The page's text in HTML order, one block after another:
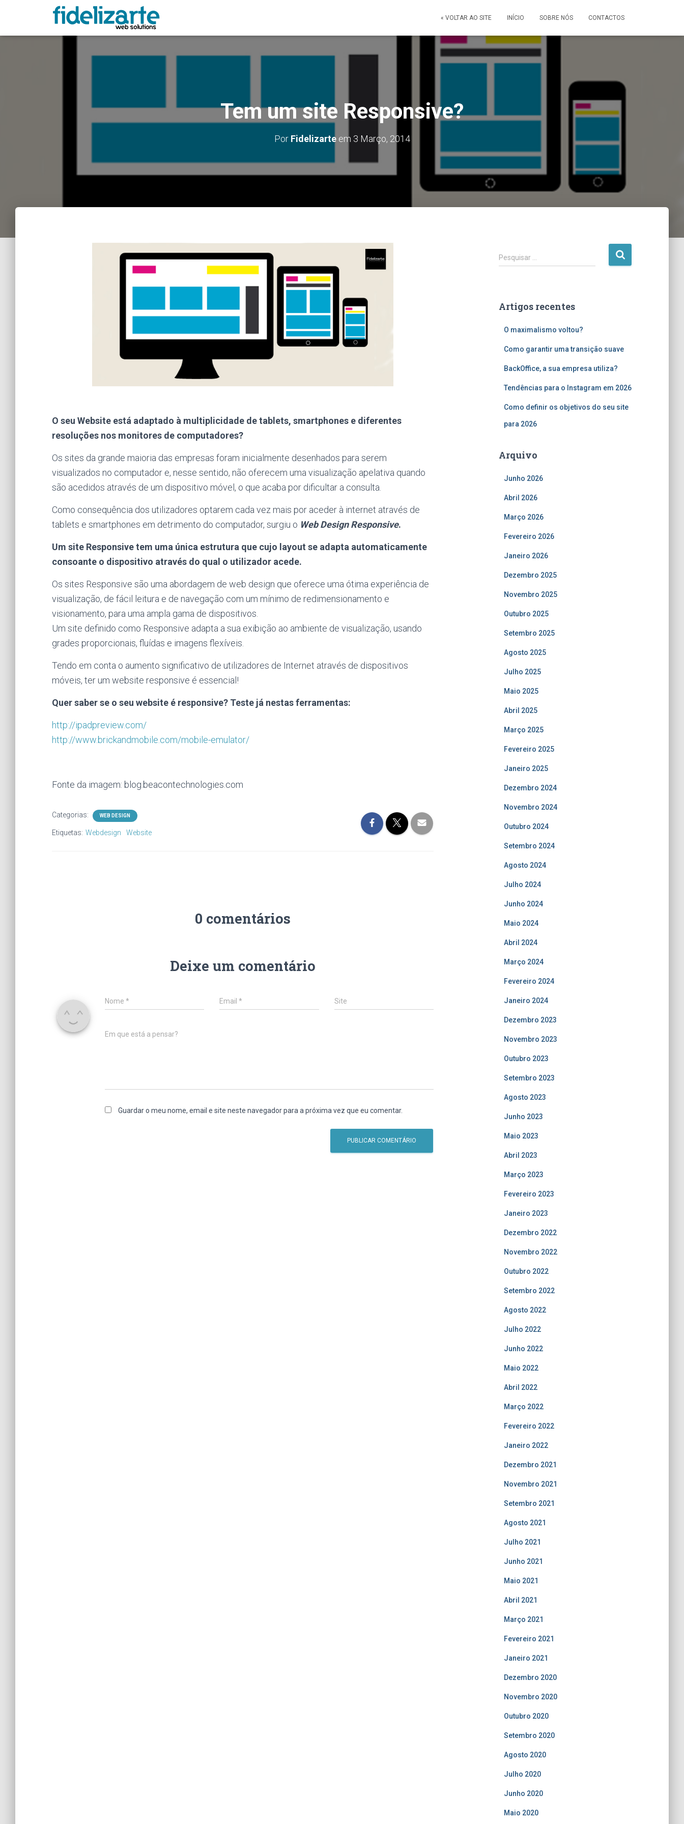
« VOLTAR AO SITE INÍCIO SOBRE NÓS CONTACTOS
Tem um site Responsive?
Por Fidelizarteem 3 Março, 2014
O seu Website está adaptado à multiplicidade de tablets, smartphones e diferentes
resoluções nos monitores de computadores?
Os sites da grande maioria das empresas foram inicialmente desenhados para serem
visualizados no computador e, nesse sentido, não oferecem uma visualização apelativa quando
são acedidos através de um dispositivo móvel, o que acaba por dificultar a consulta.
Como consequência dos utilizadores optarem cada vez mais por aceder à internet através de
tablets e smartphones em detrimento do computador, surgiu o Web Design Responsive.
Um site Responsive tem uma única estrutura que cujo layout se adapta automaticamente
consoante o dispositivo através do qual o utilizador acede.
Os sites Responsive são uma abordagem de web design que oferece uma ótima experiência de
visualização, de fácil leitura e de navegação com um mínimo de redimensionamento e
visionamento, para uma ampla gama de dispositivos.
Um site definido como Responsive adapta a sua exibição ao ambiente de visualização, usando
grades proporcionais, fluídas e imagens flexíveis.
Tendo em conta o aumento significativo de utilizadores de Internet através de dispositivos
móveis, ter um website responsive é essencial!
Quer saber se o seu website é responsive? Teste já nestas ferramentas:
http://ipadpreview.com/
http://www.brickandmobile.com/mobile-emulator/
Fonte da imagem: blog.beacontechnologies.com
Categorias: WEB DESIGN
Etiquetas: Webdesign Website
0 comentários
Deixe um comentário
Nome * Email* Site
Em que está a pensar?
Guardar o meu nome, email e site neste navegador para a próxima vez que eu comentar.
P
e
i
Pesquisar …
Artigos recentes
O maximalismo voltou?
Como garantir uma transição suave
BackOffice, a sua empresa utiliza?
Tendências para o Instagram em 2026
Como definir os objetivos do seu site
para 2026
Arquivo
Junho 2026
Abril 2026
Março 2026
Fevereiro 2026
Janeiro 2026
Dezembro 2025
Novembro 2025
Outubro 2025
Setembro 2025
Agosto 2025
Julho 2025
Maio 2025
Abril 2025
Março 2025
Fevereiro 2025
Janeiro 2025
Dezembro 2024
Novembro 2024
Outubro 2024
Setembro 2024
Agosto 2024
Julho 2024
Junho 2024
Maio 2024
Abril 2024
Março 2024
Fevereiro 2024
Janeiro 2024
Dezembro 2023
Novembro 2023
Outubro 2023
Setembro 2023
Agosto 2023
Junho 2023
Maio 2023
Abril 2023
Março 2023
Fevereiro 2023
Janeiro 2023
Dezembro 2022
Novembro 2022
Outubro 2022
Setembro 2022
Agosto 2022
Julho 2022
Junho 2022
Maio 2022
Abril 2022
Março 2022
Fevereiro 2022
Janeiro 2022
Dezembro 2021
Novembro 2021
Setembro 2021
Agosto 2021
Julho 2021
Junho 2021
Maio 2021
Abril 2021
Março 2021
Fevereiro 2021
Janeiro 2021
Dezembro 2020
Novembro 2020
Outubro 2020
Setembro 2020
Agosto 2020
Julho 2020
Junho 2020
Maio 2020